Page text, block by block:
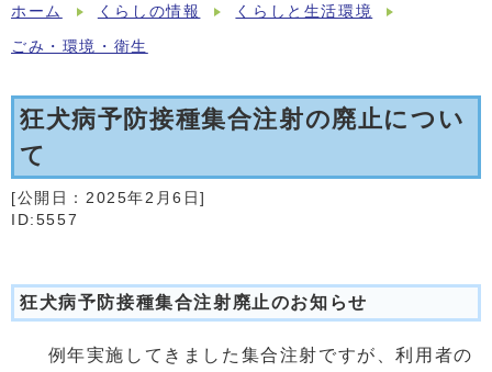
ホーム くらしの情報 くらしと生活環境
ごみ・環境・衛生
狂犬病予防接種集合注射の廃止につい
て
[公開日： 2025年2月6日]
ID:5557
狂犬病予防接種集合注射廃止のお知らせ
例年実施してきました集合注射ですが、利用者の